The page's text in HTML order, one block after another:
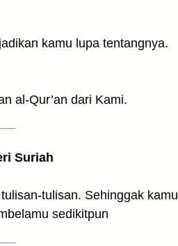
kamu lupa tentangnya.
al-Qur’an dari Kami.
Suriah
tulisan. Sehinggak kamu
sedikitpun